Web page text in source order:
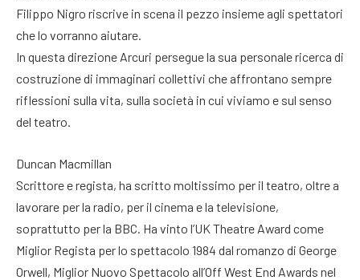
Filippo Nigro riscrive in scena il pezzo insieme agli spettatori
che lo vorranno aiutare.
In questa direzione Arcuri persegue la sua personale ricerca di
costruzione di immaginari collettivi che affrontano sempre
riflessioni sulla vita, sulla società in cui viviamo e sul senso
del teatro.
Duncan Macmillan
Scrittore e regista, ha scritto moltissimo per il teatro, oltre a
lavorare per la radio, per il cinema e la televisione,
soprattutto per la BBC. Ha vinto l’UK Theatre Award come
Miglior Regista per lo spettacolo 1984 dal romanzo di George
Orwell, Miglior Nuovo Spettacolo all’Off West End Awards nel